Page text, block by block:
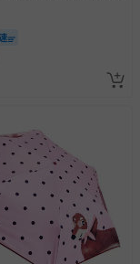
致無法安排出貨，
並將提供適當補